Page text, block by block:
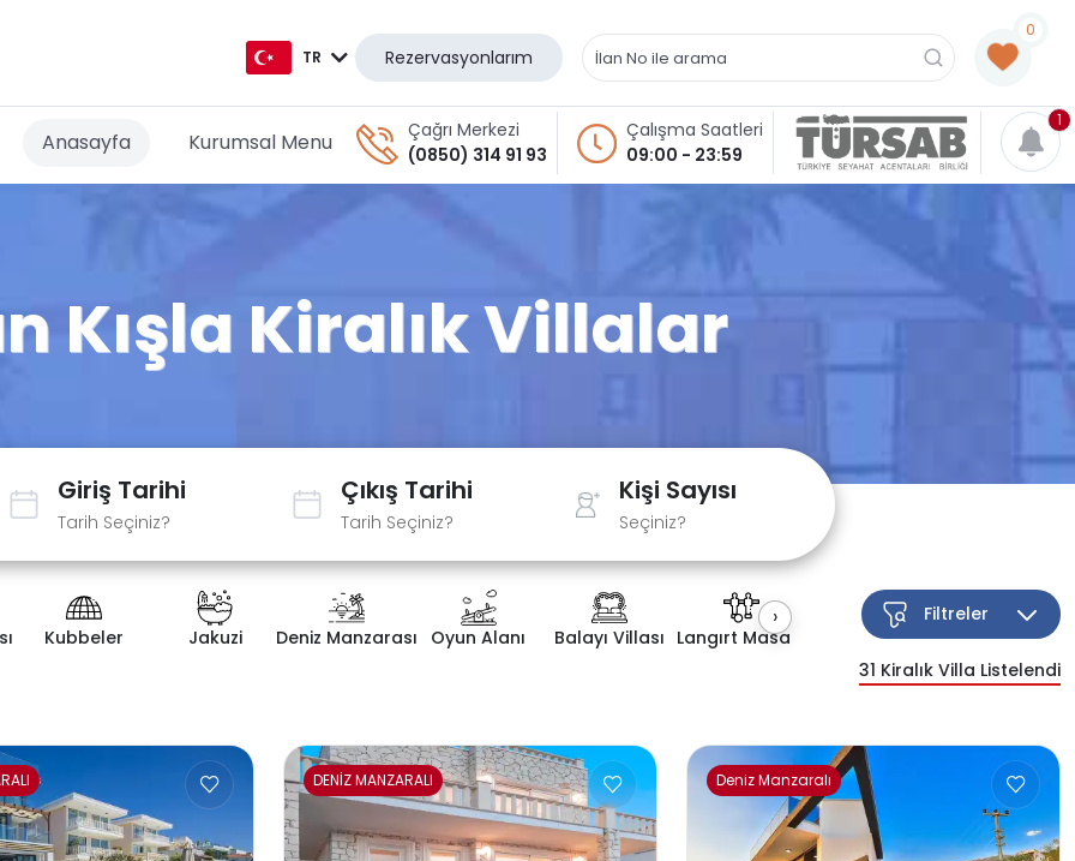
TR Rezervasyonlarım
0
Anasayfa Kurumsal Menu
Çağrı Merkezi
(0850) 314 91 93
Çalışma Saatleri
09:00 - 23:59
1
Kışla Kiralık Villalar
Giriş Tarihi
Tarih Seçiniz?
Çıkış Tarihi
Tarih Seçiniz?
Kişi Sayısı
Seçiniz?
Kubbeler Jakuzi Deniz Manzarası Oyun Alanı Balayı Villası Langırt Masası Kapalı Havuz Çocuk Havuzu
›
31 Kiralık Villa Listelendi
Filtreler
DENİZ MANZARALI Deniz Manzaralı